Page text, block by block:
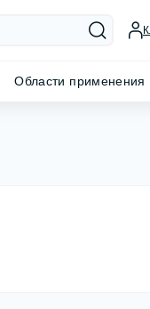
Области применения